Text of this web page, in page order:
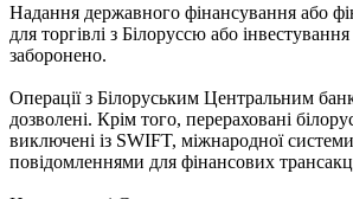
Надання державного фінансування або
для торгівлі з Білоруссю або
заборонено.
Операції з Білоруським Центральним
дозволені. Крім того, перераховані
виключені із SWIFT, міжнародної
повідомленнями для фінансових